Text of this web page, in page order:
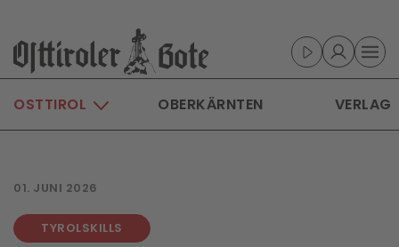
Skip to main content
OSTTIROL OBERKÄRNTEN VERLAG
01. JUNI 2026
TYROLSKILLS